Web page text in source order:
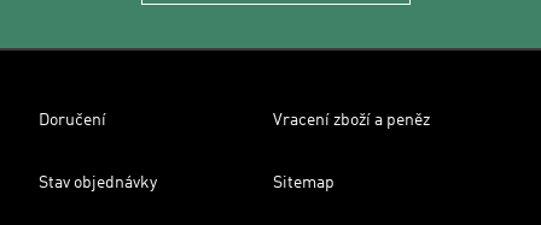
Doručení Vracení zboží a peněz
Stav objednávky Sitemap